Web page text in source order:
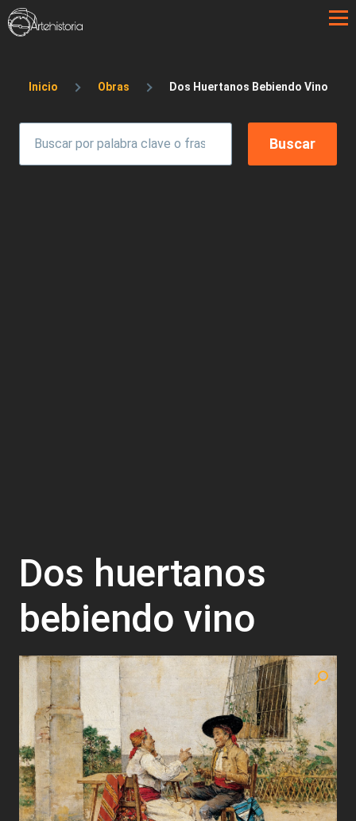
Pasar al contenido principal
Sobrescribir enlaces de ayuda a la
Inicio Obras Dos Huertanos Bebiendo Vino
Dos huertanos
bebiendo vino